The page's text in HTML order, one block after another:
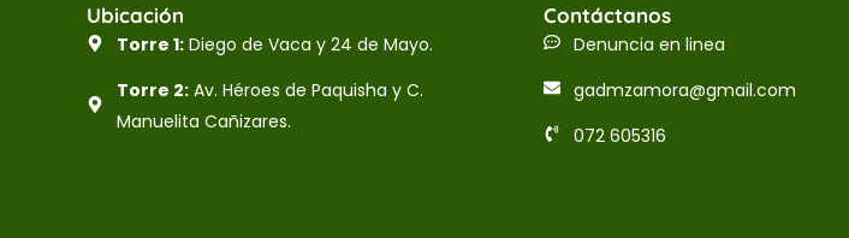
Ubicación
Torre 1:Diego de Vaca y 24 de Mayo.
Torre 2:Av. Héroes de Paquisha y C.
Manuelita Cañizares.
Contáctanos
Denuncia en linea
gadmzamora@gmail.com
072 605316